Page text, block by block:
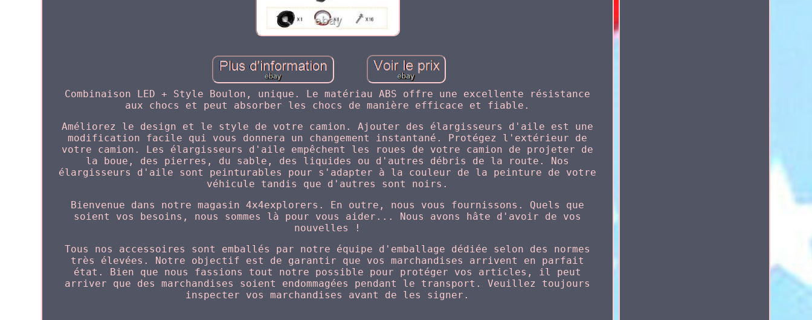
Combinaison LED + Style Boulon, unique. Le matériau ABS offre une excellente résistance
aux chocs et peut absorber les chocs de manière efficace et fiable.
Améliorez le design et le style de votre camion. Ajouter des élargisseurs d'aile est une
modification facile qui vous donnera un changement instantané. Protégez l'extérieur de
votre camion. Les élargisseurs d'aile empêchent les roues de votre camion de projeter de
la boue, des pierres, du sable, des liquides ou d'autres débris de la route. Nos
élargisseurs d'aile sont peinturables pour s'adapter à la couleur de la peinture de votre
véhicule tandis que d'autres sont noirs.
Bienvenue dans notre magasin 4x4explorers. En outre, nous vous fournissons. Quels que
soient vos besoins, nous sommes là pour vous aider... Nous avons hâte d'avoir de vos
nouvelles !
Tous nos accessoires sont emballés par notre équipe d'emballage dédiée selon des normes
très élevées. Notre objectif est de garantir que vos marchandises arrivent en parfait
état. Bien que nous fassions tout notre possible pour protéger vos articles, il peut
arriver que des marchandises soient endommagées pendant le transport. Veuillez toujours
inspecter vos marchandises avant de les signer.